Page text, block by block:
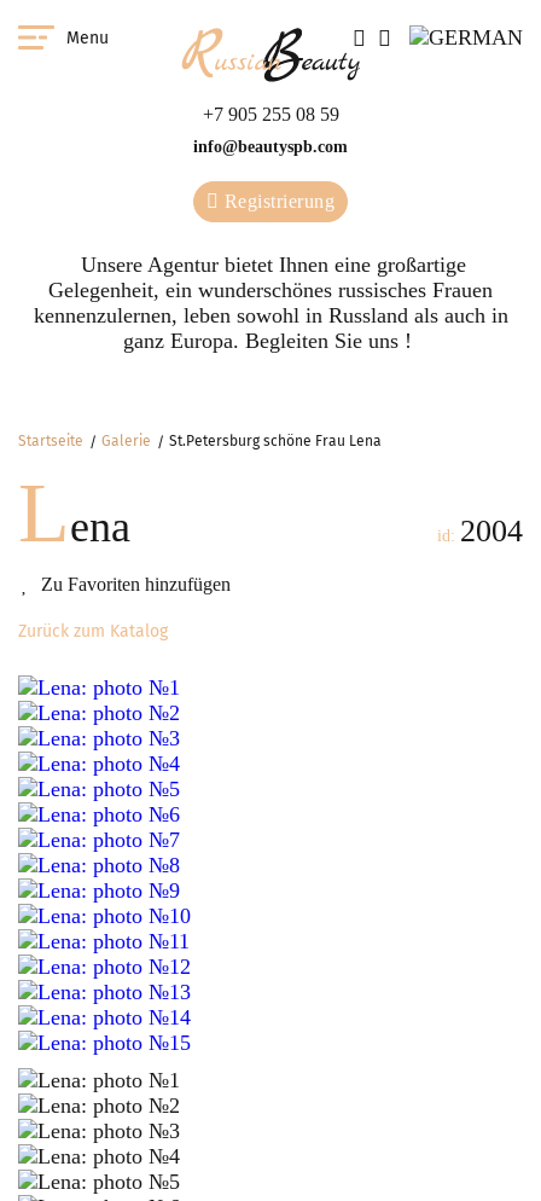
Menu
+7 905 255 08 59
info@beautyspb.com
Registrierung
Unsere Agentur bietet Ihnen eine großartige
Gelegenheit, ein wunderschönes russisches Frauen
kennenzulernen, leben sowohl in Russland als auch in
ganz Europa. Begleiten Sie uns !
Startseite Galerie St.Petersburg schöne Frau Lena
Lena
Zu Favoriten hinzufügen
id: 2004
Zurück zum Katalog